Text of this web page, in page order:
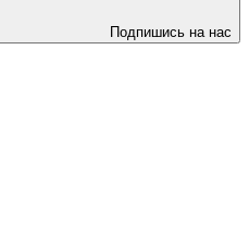
Подпишись на нас